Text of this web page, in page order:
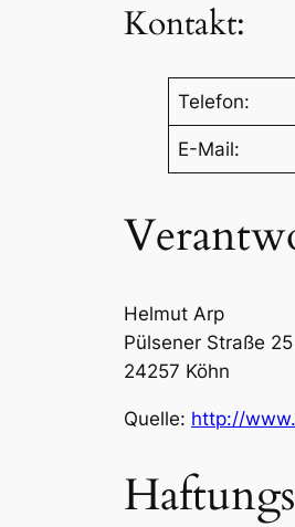
Kontakt:
Telefon:
E-Mail:
Helmut Arp
Pülsener Straße 25
24257 Köhn
Quelle: http://